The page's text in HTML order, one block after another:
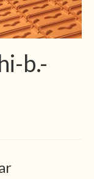
b.-